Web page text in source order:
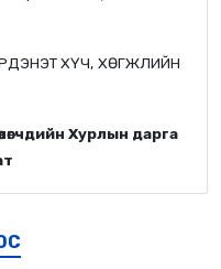
ХҮЧ, ХӨГЖЛИЙН
Хурлын дарга